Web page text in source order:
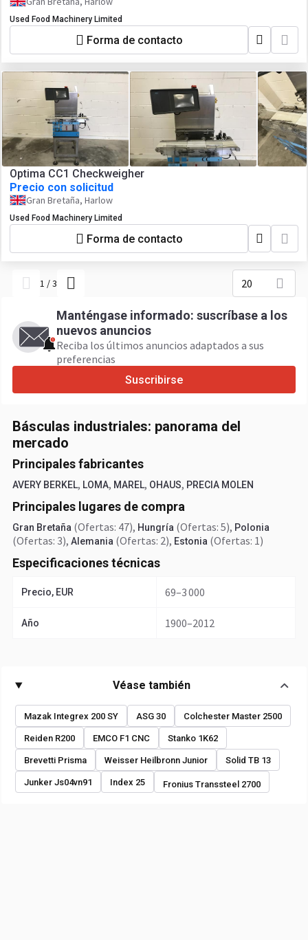
Used Food Machinery Limited
Forma de contacto
Optima CC1 Checkweigher
Precio con solicitud
Gran Bretaña, Harlow
Used Food Machinery Limited
Forma de contacto
1 /3 20
Manténgase informado: suscríbase a los
nuevos anuncios
Reciba los últimos anuncios adaptados a sus
preferencias
Suscribirse
Básculas industriales: panorama del
mercado
Principales fabricantes
AVERY BERKEL, LOMA, MAREL, OHAUS, PRECIA MOLEN
Principales lugares de compra
Gran Bretaña (Ofertas: 47), Hungría (Ofertas: 5), Polonia
(Ofertas: 3), Alemania (Ofertas: 2), Estonia (Ofertas: 1)
Especificaciones técnicas
Precio, EUR 69–3 000
Año 1900–2012
Véase también
Mazak Integrex 200 SY ASG 30 Colchester Master 2500
Reiden R200 EMCO F1 CNC Stanko 1K62
Brevetti Prisma Weisser Heilbronn Junior Solid TB 13
Junker Js04vn91 Index 25 Fronius Transsteel 2700